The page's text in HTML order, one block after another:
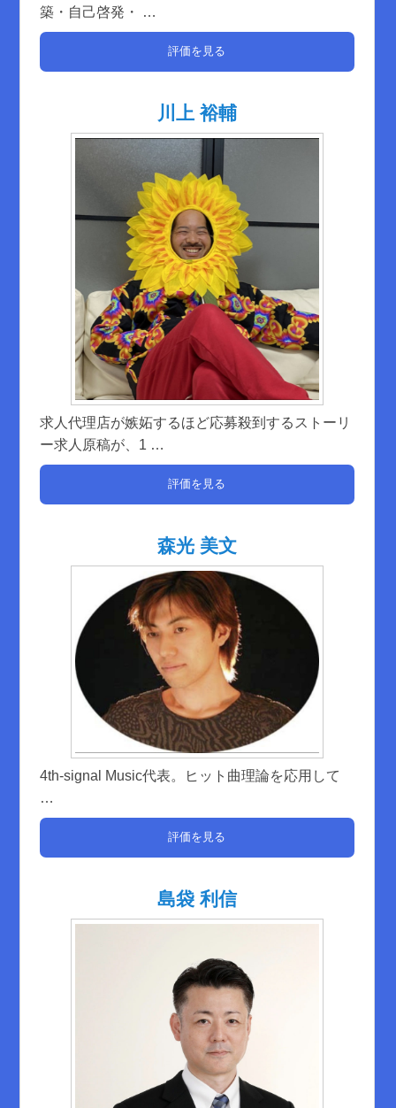
築・自己啓発・
…
評価を見る
川上 裕輔
求人代理店が嫉妬するほど応募殺到するストーリ
ー求人原稿が、1 …
評価を見る
森光 美文
4th-signal Music代表。ヒット曲理論を応用して
…
評価を見る
島袋 利信